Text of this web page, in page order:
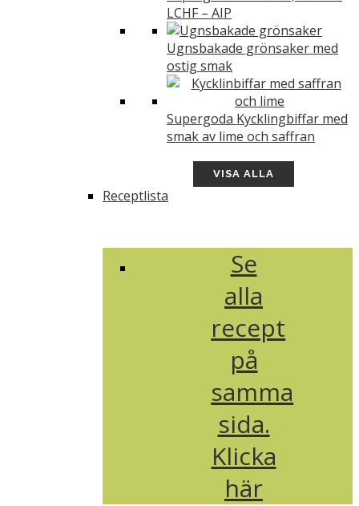
LCHF – AIP
Ugnsbakade grönsaker med
ostig smak
Supergoda Kycklingbiffar med
smak av lime och saffran
VISA ALLA
Receptlista
Se
alla
recept
på
samma
sida.
Klicka
här